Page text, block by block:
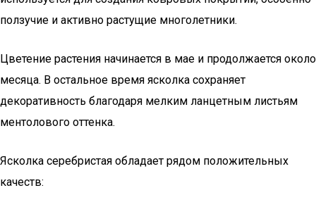
ползучие и активно растущие многолетники.
Цветение растения начинается в мае и продолжается около
месяца. В остальное время ясколка сохраняет
декоративность благодаря мелким ланцетным листьям
ментолового оттенка.
Ясколка серебристая обладает рядом положительных
качеств: